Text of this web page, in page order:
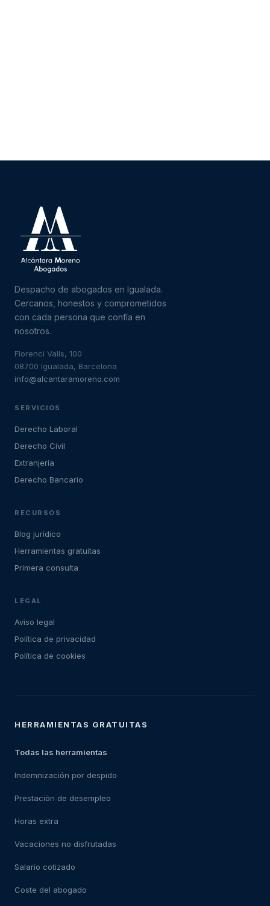
Despacho de abogados en Igualada.
Cercanos, honestos y comprometidos
con cada persona que confía en
nosotros.
Florenci Valls, 100
08700 Igualada, Barcelona
info@alcantaramoreno.com
SERVICIOS
Derecho Laboral
Derecho Civil
Extranjería
Derecho Bancario
RECURSOS
Blog jurídico
Herramientas gratuitas
Primera consulta
LEGAL
Aviso legal
Política de privacidad
Política de cookies
HERRAMIENTAS GRATUITAS
Todas las herramientas
Indemnización por despido
Prestación de desempleo
Horas extra
Vacaciones no disfrutadas
Salario cotizado
Coste del abogado